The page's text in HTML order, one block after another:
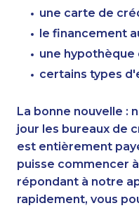
une carte de
le financement
une hypothèque
certains types
La bonne nouvelle :
jour les bureaux de
est entièrement
puisse commencer
répondant à notre
rapidement, vous